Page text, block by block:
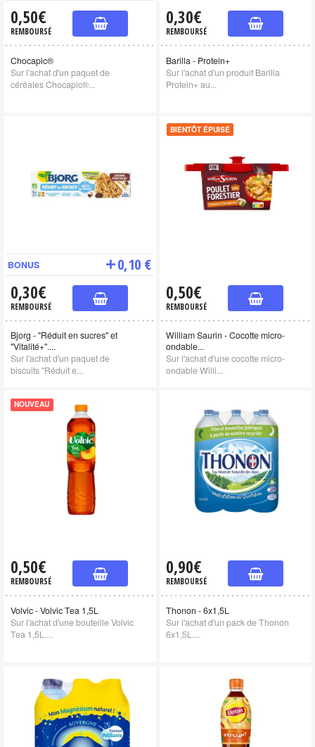
0,50€
REMBOURSÉ
Chocapic®
Sur l'achat d'un paquet de
céréales Chocapic®...
0,30€
REMBOURSÉ
Barilla - Protein+
Sur l'achat d'un produit Barilla
Protein+ au...
BONUS 0,10 €
0,30€
REMBOURSÉ
Bjorg - "Réduit en sucres" et
"Vitalité+"....
Sur l'achat d'un paquet de
biscuits "Réduit e...
BIENTÔT ÉPUISÉ
0,50€
REMBOURSÉ
William Saurin - Cocotte micro-
ondable...
Sur l'achat d'une cocotte micro-
ondable Willi...
NOUVEAU
0,50€
REMBOURSÉ
Volvic - Volvic Tea 1,5L
Sur l'achat d'une bouteille Volvic
Tea 1,5L....
0,90€
REMBOURSÉ
Thonon - 6x1,5L
Sur l'achat d'un pack de Thonon
6x1,5L....